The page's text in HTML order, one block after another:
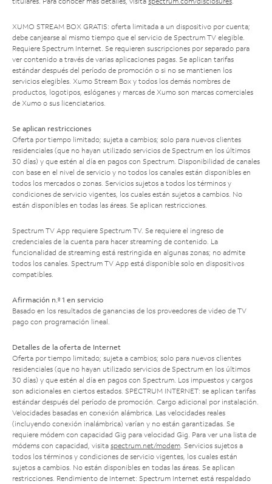
XUMO STREAM BOX GRATIS: oferta limitada a un dispositivo por cuenta;
debe canjearse al mismo tiempo que el servicio de Spectrum TV elegible.
Requiere Spectrum Internet. Se requieren suscripciones por separado para
ver contenido a través de varias aplicaciones pagas. Se aplican tarifas
estándar después del período de promoción o si no se mantienen los
servicios elegibles. Xumo Stream Box y todos los demás nombres de
productos, logotipos, eslóganes y marcas de Xumo son marcas comerciales
de Xumo o sus licenciatarios.
Se aplican restricciones
Oferta por tiempo limitado; sujeta a cambios; solo para nuevos clientes
residenciales (que no hayan utilizado servicios de Spectrum en los últimos
30 días) y que estén al día en pagos con Spectrum. Disponibilidad de canales
con base en el nivel de servicio y no todos los canales están disponibles en
todos los mercados o zonas. Servicios sujetos a todos los términos y
condiciones de servicio vigentes, los cuales están sujetos a cambios. No
están disponibles en todas las áreas. Se aplican restricciones.
Spectrum TV App requiere Spectrum TV. Se requiere el ingreso de
credenciales de la cuenta para hacer streaming de contenido. La
funcionalidad de streaming está restringida en algunas zonas; no admite
todos los canales. Spectrum TV App está disponible solo en dispositivos
compatibles.
Afirmación n.º 1 en servicio
Basado en los resultados de ganancias de los proveedores de video de TV
pago con programación lineal.
Detalles de la oferta de Internet
Oferta por tiempo limitado; sujeta a cambios; solo para nuevos clientes
residenciales (que no hayan utilizado servicios de Spectrum en los últimos
30 días) y que estén al día en pagos con Spectrum. Los impuestos y cargos
son adicionales en ciertos estados. SPECTRUM INTERNET: se aplican tarifas
estándar después del período de promoción. Cargo adicional por instalación.
Velocidades basadas en conexión alámbrica. Las velocidades reales
(incluyendo conexión inalámbrica) varían y no están garantizadas. Se
requiere módem con capacidad Gig para velocidad Gig. Para ver una lista de
módems con capacidad, visita spectrum.net/modem. Servicios sujetos a
todos los términos y condiciones de servicio vigentes, los cuales están
sujetos a cambios. No están disponibles en todas las áreas. Se aplican
restricciones. Rendimiento de Internet: Spectrum Internet está respaldado